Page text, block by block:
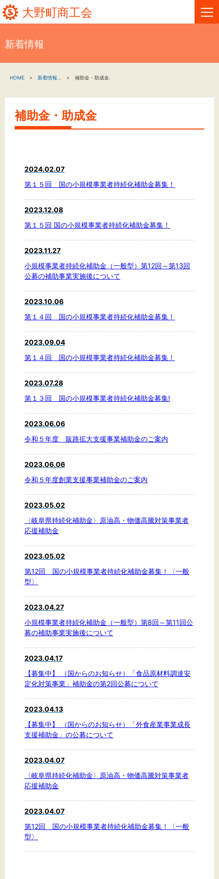
大野町商工会
新着情報
関係機関の方へ
大野町商工会情報
標準 拡大
黒 白 黄
新着情報
HOME 新着情報 補助金・助成金.
補助金・助成金
2024.02.07
第１５回 国の小規模事業者持続化補助金募集！
2023.12.08
第１５回 国の小規模事業者持続化補助金募集！
2023.11.27
小規模事業者持続化補助金（一般型）第12回～第13回
公募の補助事業実施後について
2023.10.06
第１４回 国の小規模事業者持続化補助金募集！
2023.09.04
第１４回 国の小規模事業者持続化補助金募集！
2023.07.28
第１３回 国の小規模事業者持続化補助金募集!
2023.06.06
令和５年度 販路拡大支援事業補助金のご案内
2023.06.06
令和５年度創業支援事業補助金のご案内
2023.05.02
〈岐阜県持続化補助金〉原油高・物価高騰対策事業者
応援補助金
2023.05.02
第12回 国の小規模事業者持続化補助金募集！〈一般
型〉
2023.04.27
小規模事業者持続化補助金（一般型）第8回～第11回公
募の補助事業実施後について
2023.04.17
【募集中】 （国からのお知らせ）「食品原材料調達安
定化対策事業」補助金の第2回公募について
2023.04.13
【募集中】 （国からのお知らせ）「外食産業事業成長
支援補助金」の公募について
2023.04.07
〈岐阜県持続化補助金〉原油高・物価高騰対策事業者
応援補助金
2023.04.07
第12回 国の小規模事業者持続化補助金募集！〈一般
型〉